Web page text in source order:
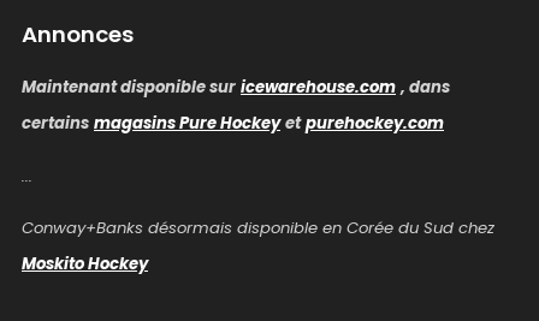
Annonces
Maintenant disponible sur icewarehouse.com , dans
certains magasins Pure Hockey et purehockey.com
...
Conway+Banks désormais disponible en Corée du Sud chez
Moskito Hockey